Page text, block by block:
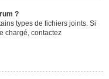
?
types de fichiers joints. Si
chargé, contactez